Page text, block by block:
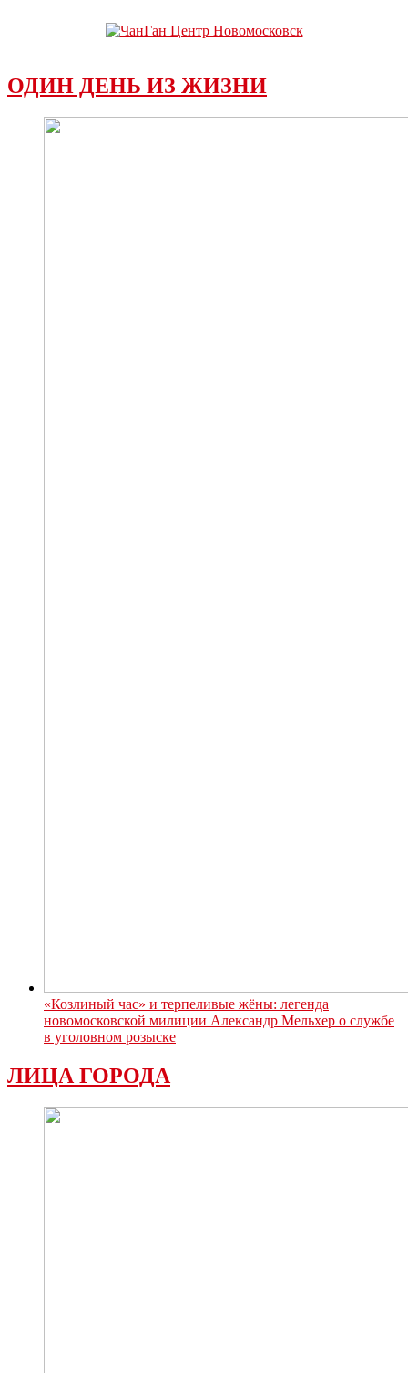
ОДИН ДЕНЬ ИЗ ЖИЗНИ
«Козлиный час» и терпеливые жёны: легенда
новомосковской милиции Александр Мельхер о службе
в уголовном розыске
ЛИЦА ГОРОДА